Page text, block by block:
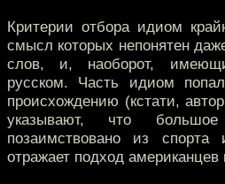
Критерии отбора идиом
смысл которых непонятен
слов, и, наоборот,
русском. Часть идиом
происхождению (кстати,
указывают, что
позаимствовано из
отражает подход американцев